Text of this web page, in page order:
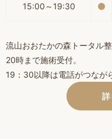
15:00～19:30
流山おおたかの森トータル
20時まで施術受付。
19：30以降は電話がつなが
詳